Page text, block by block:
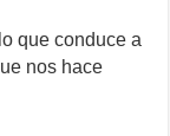
que conduce a
nos hace